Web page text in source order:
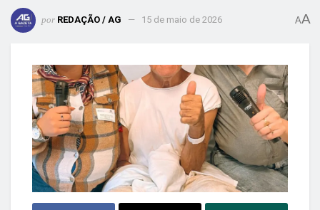
por REDAÇÃO / AG 15 de maio de 2026 AA